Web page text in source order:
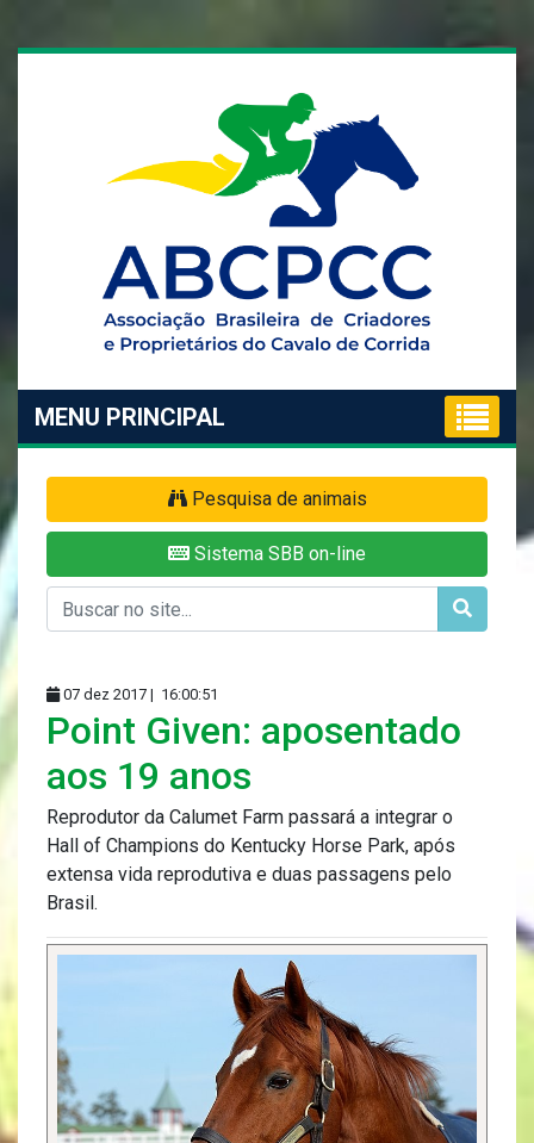
MENU PRINCIPAL
Pesquisa de animais
Sistema SBB on-line
07 dez 2017 | 16:00:51
Point Given: aposentado
aos 19 anos
Reprodutor da Calumet Farm passará a integrar o
Hall of Champions do Kentucky Horse Park, após
extensa vida reprodutiva e duas passagens pelo
Brasil.